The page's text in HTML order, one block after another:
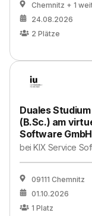
Chemnitz + 1
24.08.2026
2 Plätze
Duales
(B.Sc.) am
Software GmbH
beiKIX Service
09111 Chemnitz
01.10.2026
1 Platz